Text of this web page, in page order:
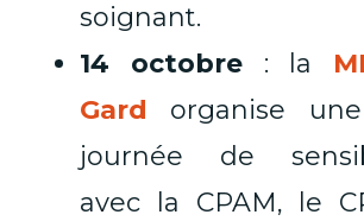
soignant.
14 octobre: la
Gard organise
journée de
avec la CPAM, le